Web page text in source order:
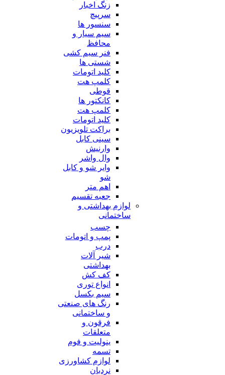
زنگ اخبار
سرپیچ
سنسور ها
سیم سیار و
محافظ
فنر سیم کشی
شستی ها
کلید اتومات
کلمپ هت
قوطی
کانکتور ها
کلمپ هت
کلید اتومات
براکت تلویزیون
سینی کابل
وارنیش
وال واشر
وایر شو و کابل
شو
اهم متر
جعبه تقسیم
لوازم بهداشتی و
ساختمانی
چسب
پمپ و اتومات
درب
شیر آلات
بهداشتی
کف کش
انواع توری
سیم بکسل
رنگ های صنعتی
و ساختمانی
فرقون و
متعلقات
ینولیت و فوم
تسمه
لوازم کشاورزی
نردبان